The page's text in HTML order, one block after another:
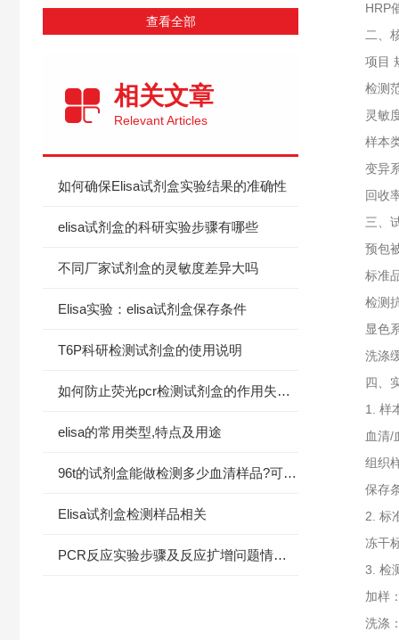
查看全部
相关文章
Relevant Articles
如何确保Elisa试剂盒实验结果的准确性
elisa试剂盒的科研实验步骤有哪些
不同厂家试剂盒的灵敏度差异大吗
Elisa实验：elisa试剂盒保存条件
T6P科研检测试剂盒的使用说明
如何防止荧光pcr检测试剂盒的作用失效？
elisa的常用类型,特点及用途
96t的试剂盒能做检测多少血清样品?可以重复使用吗?
Elisa试剂盒检测样品相关
PCR反应实验步骤及反应扩增问题情况分析
HRP催
二、核
项目‌
检测范
灵敏度‌
样本类
变异系
回收率‌
三、试
预包被
标准品‌
检测抗
显色系
洗涤缓
四、实
1. ‌样
血清/血
组织样
保存条
2. ‌标准
冻干标
3. ‌检
加样：
洗涤：